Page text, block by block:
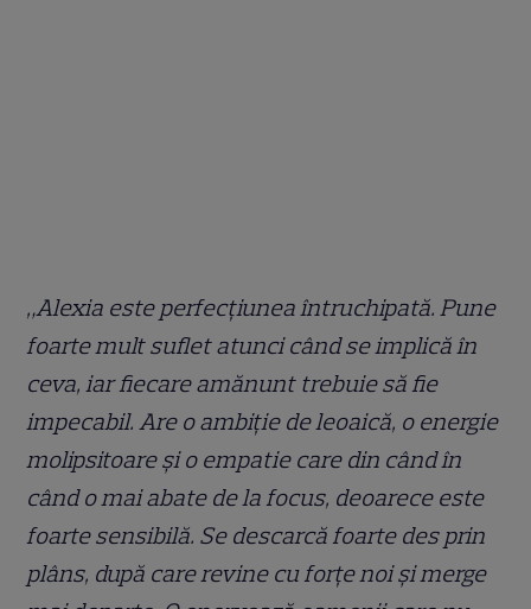
„Alexia este perfecțiunea întruchipată. Pune
foarte mult suflet atunci când se implică în
ceva, iar fiecare amănunt trebuie să fie
impecabil. Are o ambiție de leoaică, o energie
molipsitoare și o empatie care din când în
când o mai abate de la focus, deoarece este
foarte sensibilă. Se descarcă foarte des prin
plâns, după care revine cu forțe noi și merge